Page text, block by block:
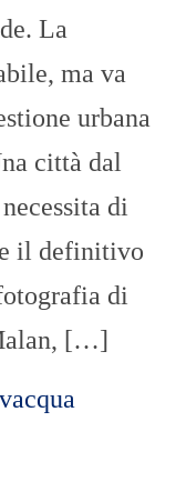
La
ma va
urbana
città dal
di
il definitivo
di
[…]